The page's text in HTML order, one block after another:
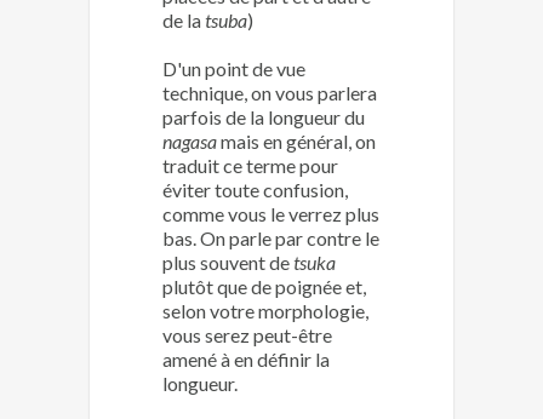
de latsuba)
D'un point de vue
technique, on vous parlera
parfois de la longueur du
nagasamais en général, on
traduit ce terme pour
éviter toute confusion,
comme vous le verrez plus
bas. On parle par contre le
plus souvent detsuka
plutôt que de poignée et,
selon votre morphologie,
vous serez peut-être
amené à en définir la
longueur.